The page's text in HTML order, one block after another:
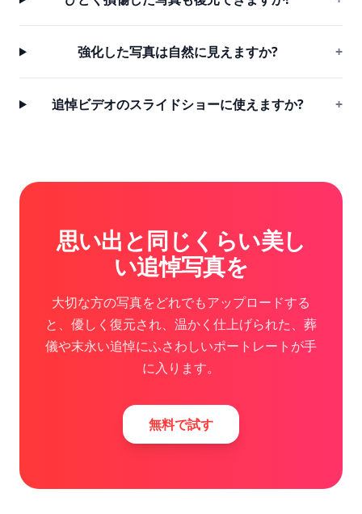
強化した写真は自然に見えますか? +
追悼ビデオのスライドショーに使えますか? +
思い出と同じくらい美し
い追悼写真を
大切な方の写真をどれでもアップロードする
と、優しく復元され、温かく仕上げられた、葬
儀や末永い追悼にふさわしいポートレートが手
に入ります。
無料で試す